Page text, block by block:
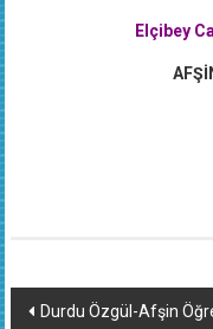
Elçibey
Yazı
Durdu Özgül-Afşin